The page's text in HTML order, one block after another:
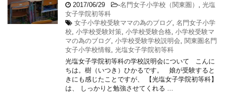
2017/06/29 -名門女子小学校（関東圏）
光塩
女子学院初等科
女子小学校受験ママの為のブログ 名門女子小学
校 小学校受験対策 小学校受験合格 小学校受験マ
マの為のブログ 小学校受験学校説明会 関東圏名門
女子小学校情報 光塩女子学院初等科
光塩女子学院初等科の学校説明会について こんに
ちは。樹（いつき）ひかるです。 娘が受験すると
きにも感じたことですが、 【光塩女子学院初等科】
は、 しっかりと勉強させてくれる ...